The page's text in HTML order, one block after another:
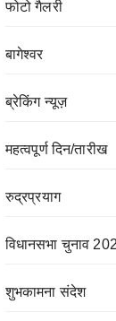
फोटो गैलरी
बागेश्वर
ब्रेकिंग न्यूज़
महत्वपूर्ण दिन/तारीख
रुद्रप्रयाग
विधानसभा चुनाव
शुभकामना संदेश